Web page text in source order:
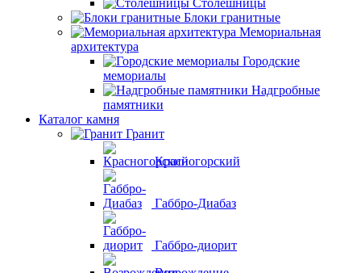
Столешницы
Блоки гранитные
Мемориальная
архитектура
Городские
мемориалы
Надгробные
памятники
Каталог камня
Гранит
Красногорский
Габбро-Диабаз
Габбро-диорит